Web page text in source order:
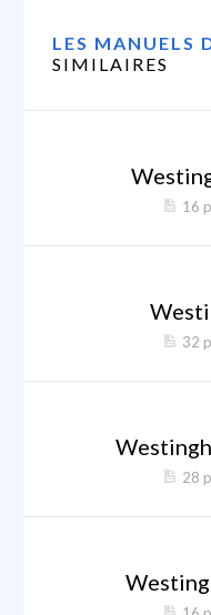
LES MANUELS
SIMILAIRES
16
32
28